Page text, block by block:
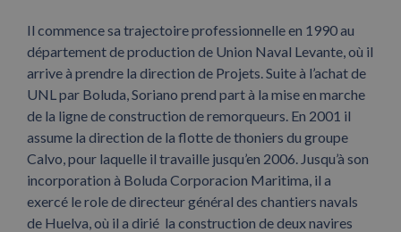
Il commence sa trajectoire professionnelle en 1990 au
département de production de Union Naval Levante, où il
arrive à prendre la direction de Projets. Suite à l’achat de
UNL par Boluda, Soriano prend part à la mise en marche
de la ligne de construction de remorqueurs. En 2001 il
assume la direction de la flotte de thoniers du groupe
Calvo, pour laquelle il travaille jusqu’en 2006. Jusqu’à son
incorporation à Boluda Corporacion Maritima, il a
exercé le role de directeur général des chantiers navals
de Huelva, où il a dirié la construction de deux navires